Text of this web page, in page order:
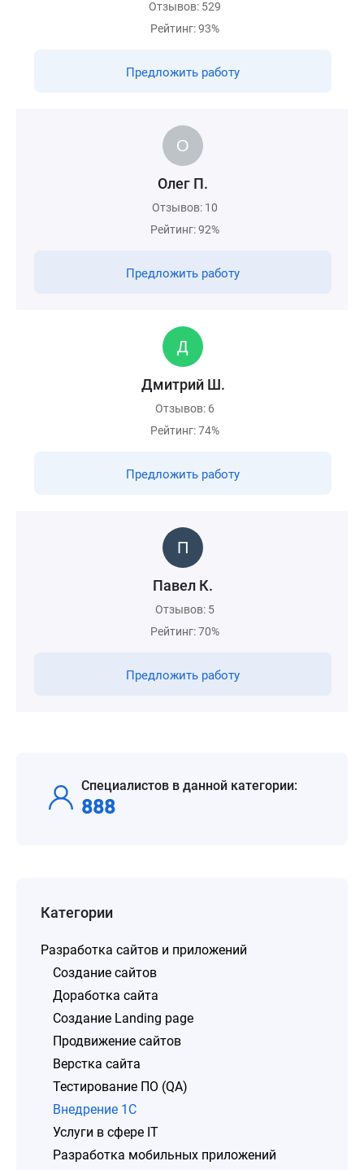
Отзывов: 529
Рейтинг: 93%
Предложить работу
Олег П.
Отзывов: 10
Рейтинг: 92%
Предложить работу
Дмитрий Ш.
Отзывов: 6
Рейтинг: 74%
Предложить работу
Павел К.
Отзывов: 5
Рейтинг: 70%
Предложить работу
Специалистов в данной категории:
888
Категории
Разработка сайтов и приложений
Создание сайтов
Доработка сайта
Создание Landing page
Продвижение сайтов
Верстка сайта
Тестирование ПО (QA)
Внедрение 1C
Услуги в сфере IT
Разработка мобильных приложений